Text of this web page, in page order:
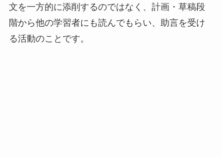
文を一方的に添削するのではなく、計画・草稿段
階から他の学習者にも読んでもらい、助言を受け
る活動のことです。